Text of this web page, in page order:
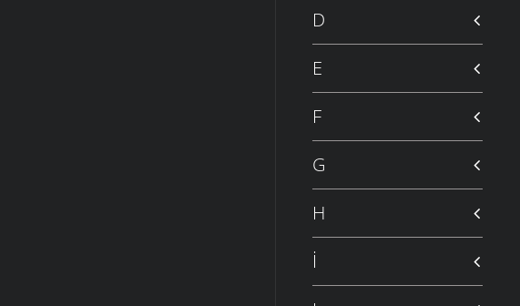
D
E
F
G
H
İ